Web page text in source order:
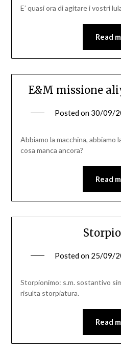
E’ quasi ora di agitare i vostri
Read
E&M missione
Posted on 30/09/
Abbiamo la macchina, abbiamo
cosa manca ancora?
Read
Posted on 25/09/
Storpionimo: s.m. sostantivo
risulta storpiatura.
Read